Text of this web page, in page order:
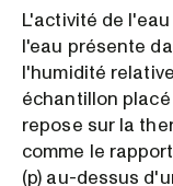
L'activité de
l'eau présente
l'humidité
échantillon
repose sur la
comme le
(p) au-dessus